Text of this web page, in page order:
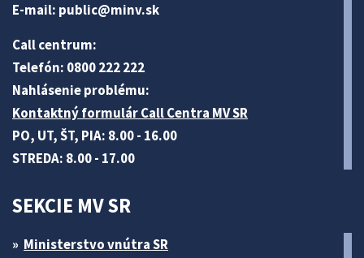
E-mail: public@minv.sk
Call centrum:
Telefón: 0800 222 222
Nahlásenie problému:
Kontaktný formulár Call Centra MV SR
PO, UT, ŠT, PIA: 8.00 - 16.00
STREDA: 8.00 - 17.00
SEKCIE MV SR
Ministerstvo vnútra SR